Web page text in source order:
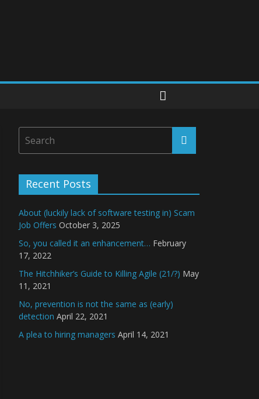
Recent Posts
About (luckily lack of software testing in) Scam
Job Offers October 3, 2025
So, you called it an enhancement… February
17, 2022
The Hitchhiker’s Guide to Killing Agile (21/?) May
11, 2021
No, prevention is not the same as (early)
detection April 22, 2021
A plea to hiring managers April 14, 2021